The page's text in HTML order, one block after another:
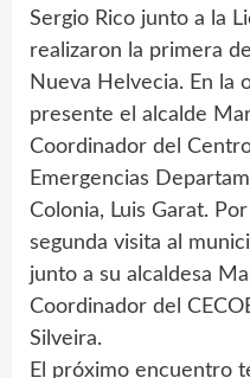
Sergio Rico junto a la
realizaron la primera
Nueva Helvecia. En la
presente el alcalde
Coordinador del
Emergencias
Colonia, Luis Garat.
segunda visita al
junto a su alcaldesa
Coordinador del
Silveira.
El próximo encuentro